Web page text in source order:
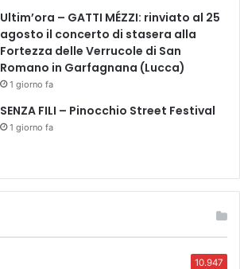
Ultim’ora – GATTI MÉZZI: rinviato al 25
agosto il concerto di stasera alla
Fortezza delle Verrucole di San
Romano in Garfagnana (Lucca)
1 giorno fa
SENZA FILI – Pinocchio Street Festival
1 giorno fa
10.947